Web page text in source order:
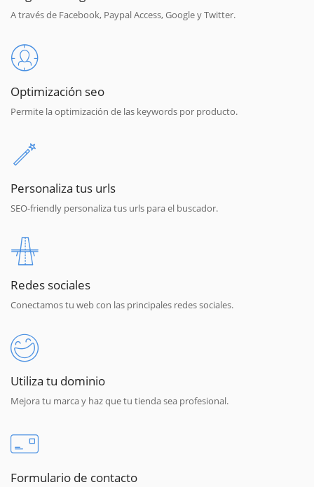
A través de Facebook, Paypal Access, Google y Twitter.
Optimización seo
Permite la optimización de las keywords por producto.
Personaliza tus urls
SEO-friendly personaliza tus urls para el buscador.
Redes sociales
Conectamos tu web con las principales redes sociales.
Utiliza tu dominio
Mejora tu marca y haz que tu tienda sea profesional.
Formulario de contacto